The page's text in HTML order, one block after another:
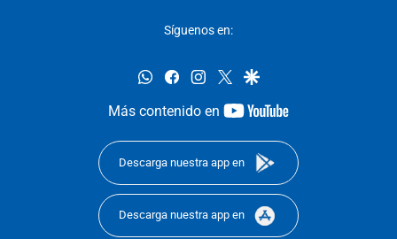
Síguenos en:
whatsappfacebookinstagram
twittergoogle
Más contenido en
youtube-
Descarga nuestra app en
Descarga nuestra app en